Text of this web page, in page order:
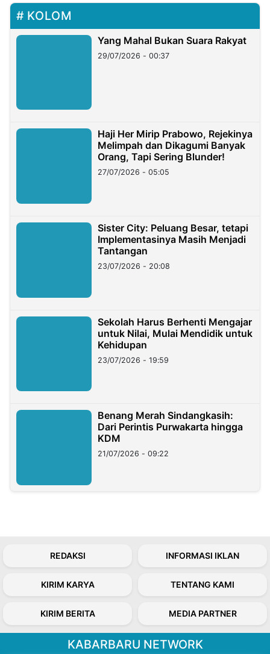
KOLOM
Yang Mahal Bukan Suara Rakyat
29/07/2026 - 00:37
Haji Her Mirip Prabowo, Rejekinya
Melimpah dan Dikagumi Banyak
Orang, Tapi Sering Blunder!
27/07/2026 - 05:05
Sister City: Peluang Besar, tetapi
Implementasinya Masih Menjadi
Tantangan
23/07/2026 - 20:08
Sekolah Harus Berhenti Mengajar
untuk Nilai, Mulai Mendidik untuk
Kehidupan
23/07/2026 - 19:59
Benang Merah Sindangkasih:
Dari Perintis Purwakarta hingga
KDM
21/07/2026 - 09:22
REDAKSI INFORMASI IKLAN
KIRIM KARYA TENTANG KAMI
KIRIM BERITA MEDIA PARTNER
KABARBARU NETWORK